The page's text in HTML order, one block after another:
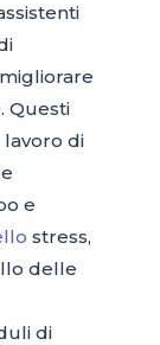
Questi
di
e
stress,
delle
di